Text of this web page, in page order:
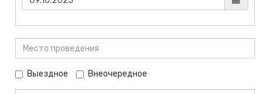
Выездное Внеочередное